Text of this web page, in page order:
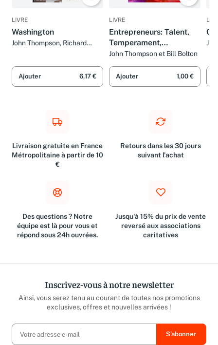
LIVRE
Washington
John Thompson, Richard
Ajouter 6,17 €
LIVRE
Entrepreneurs: Talent,
Temperament,
Technique
John Thompson et Bill Bolton
Ajouter 1,00 €
Livraison gratuite en France
Métropolitaine à partir de 10
€
Retours dans les 30 jours
suivant l'achat
Des questions ? Notre
équipe est là pour vous et
répond sous 24h ouvrées.
Jusqu'à 15% du prix de vente
reversé aux associations
caritatives
Inscrivez-vous à notre newsletter
Ainsi, vous serez tenu au courant de toutes nos promotions
exclusives, offres et nouvelles arrivées !